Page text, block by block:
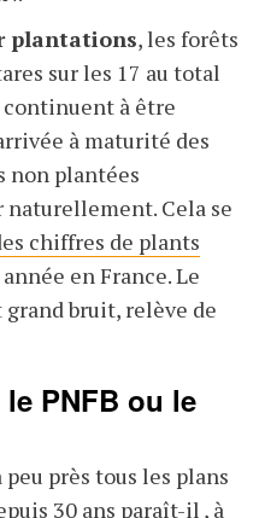
plantations, les forêts
sur les 17 au total
à être
à maturité des
non plantées
Cela se
chiffres de plants
en France. Le
bruit, relève de
PNFB ou le
près tous les plans
30 ans paraît-il , à